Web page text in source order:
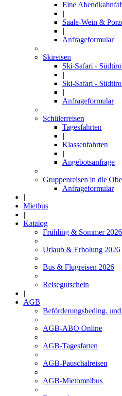
Eine
|
Saale-Wein &
|
Anfrageformular
|
Skireisen
Ski-Safari -
|
Ski-Safari -
|
Anfrageformular
|
Schülerreisen
Tagesfahrten
|
Klassenfahrten
|
Angebotsanfrage
|
Gruppenreisen in die
Anfrageformular
|
Mietbus
|
Katalog
Frühling & Sommer 2026
|
Urlaub & Erholung 2026
|
Bus & Flugreisen 2026
|
Reisegutschein
|
AGB
Beförderungsbeding.
|
AGB-ABO Online
|
AGB-Tagesfarten
|
AGB-Pauschalreisen
|
AGB-Mietomnibus
|